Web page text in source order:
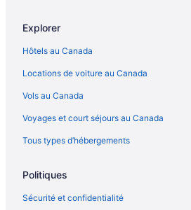
Explorer
Hôtels au Canada
Locations de voiture au Canada
Vols au Canada
Voyages et court séjours au Canada
Tous types d’hébergements
Politiques
Sécurité et confidentialité